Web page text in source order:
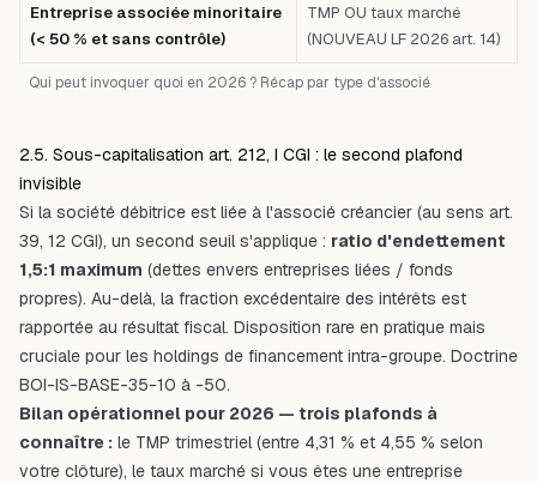
Qui peut invoquer quoi en 2026 ? Récap par type d'associé
Entreprise associée minoritaire
(< 50 % et sans contrôle)
TMP OU taux marché
(NOUVEAU LF 2026 art. 14)
2.5. Sous-capitalisation art. 212, I CGI : le second plafond
invisible
Si la société débitrice est liée à l'associé créancier (au sens art.
39, 12 CGI), un second seuil s'applique : ratio d'endettement
1,5:1 maximum (dettes envers entreprises liées / fonds
propres). Au-delà, la fraction excédentaire des intérêts est
rapportée au résultat fiscal. Disposition rare en pratique mais
cruciale pour les holdings de financement intra-groupe. Doctrine
BOI-IS-BASE-35-10 à -50.
Bilan opérationnel pour 2026 — trois plafonds à
connaître : le TMP trimestriel (entre 4,31 % et 4,55 % selon
votre clôture), le taux marché si vous êtes une entreprise